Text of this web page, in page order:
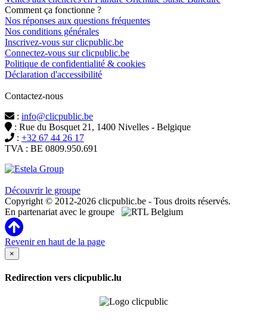
Comment ça fonctionne ?
Nos réponses aux questions fréquentes
Nos conditions générales
Inscrivez-vous sur clicpublic.be
Connectez-vous sur clicpublic.be
Politique de confidentialité & cookies
Déclaration d'accessibilité
Contactez-nous
: info@clicpublic.be
: Rue du Bosquet 21, 1400 Nivelles - Belgique
: +32 67 44 26 17
TVA : BE 0809.950.691
Découvrir le groupe
Copyright © 2012-2026 clicpublic.be - Tous droits réservés.
En partenariat avec le groupe
Revenir en haut de la page
×
Redirection vers clicpublic.lu